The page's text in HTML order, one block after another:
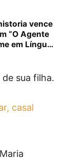
vence
“O Agente
em Língua
sua filha.
casal